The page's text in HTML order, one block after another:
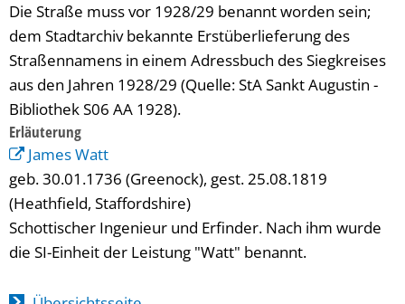
Die Straße muss vor 1928/29 benannt worden sein;
dem Stadtarchiv bekannte Erstüberlieferung des
Straßennamens in einem Adressbuch des Siegkreises
aus den Jahren 1928/29 (Quelle: StA Sankt Augustin -
Bibliothek S06 AA 1928).
Erläuterung
James Watt
geb. 30.01.1736 (Greenock), gest. 25.08.1819
(Heathfield, Staffordshire)
Schottischer Ingenieur und Erfinder. Nach ihm wurde
die SI-Einheit der Leistung "Watt" benannt.